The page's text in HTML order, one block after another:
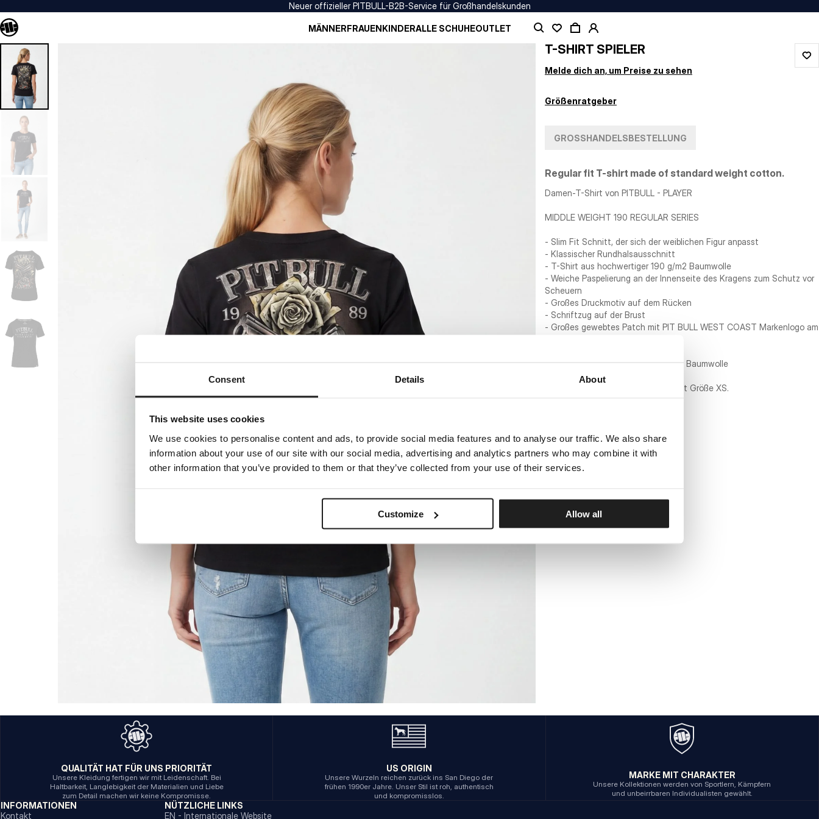
Consent Details About
This website uses cookies
We use cookies to personalise content and ads, to provide social media features and to analyse our traffic. We also share
information about your use of our site with our social media, advertising and analytics partners who may combine it with
other information that you’ve provided to them or that they’ve collected from your use of their services.
Customize Allow all
Neuer offizieller PITBULL-B2B-Service für Großhandelskunden
MÄNNERFRAUENKINDERALLE SCHUHEOUTLET
T-SHIRT SPIELER
Melde dich an, um Preise zu sehen
Größenratgeber
GROSSHANDELSBESTELLUNG
Regular fit T-shirt made of standard weight cotton.
Damen-T-Shirt von PITBULL - PLAYER
MIDDLE WEIGHT 190 REGULAR SERIES
- Slim Fit Schnitt, der sich der weiblichen Figur anpasst
- Klassischer Rundhalsausschnitt
- T-Shirt aus hochwertiger 190 g/m2 Baumwolle
- Weiche Paspelierung an der Innenseite des Kragens zum Schutz vor
Scheuern
- Großes Druckmotiv auf dem Rücken
- Schriftzug auf der Brust
- Großes gewebtes Patch mit PIT BULL WEST COAST Markenlogo am
- Materialzusammensetzung: 100 % Baumwolle
Das Model ist 170 cm groß und trägt Größe XS.
QUALITÄT HAT FÜR UNS PRIORITÄT
Unsere Kleidung fertigen wir mit Leidenschaft. Bei
Haltbarkeit, Langlebigkeit der Materialien und Liebe
zum Detail machen wir keine Kompromisse.
US ORIGIN
Unsere Wurzeln reichen zurück ins San Diego der
frühen 1990er Jahre. Unser Stil ist roh, authentisch
und kompromisslos.
MARKE MIT CHARAKTER
Unsere Kollektionen werden von Sportlern, Kämpfern
und unbeirrbaren Individualisten gewählt.
INFORMATIONEN
Kontakt
NÜTZLICHE LINKS
EN - Internationale Website